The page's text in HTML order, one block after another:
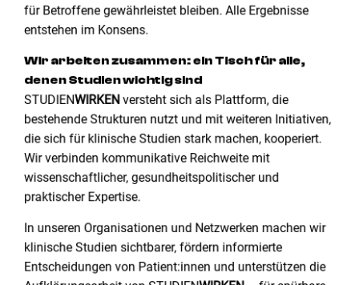
für Betroffene gewährleistet bleiben. Alle Ergebnisse
entstehen im Konsens.
Wir arbeiten zusammen: ein Tisch für alle,
denen Studien wichtig sind
STUDIENWIRKEN versteht sich als Plattform, die
bestehende Strukturen nutzt und mit weiteren Initiativen,
die sich für klinische Studien stark machen, kooperiert.
Wir verbinden kommunikative Reichweite mit
wissenschaftlicher, gesundheitspolitischer und
praktischer Expertise.
In unseren Organisationen und Netzwerken machen wir
klinische Studien sichtbarer, fördern informierte
Entscheidungen von Patient:innen und unterstützen die